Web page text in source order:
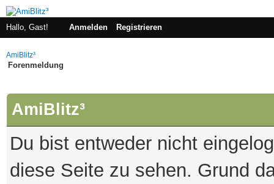
Hallo, Gast! Anmelden Registrieren
AmiBlitz³
Forenmeldung
AmiBlitz³
Du bist entweder nicht
diese Seite zu sehen. Grund